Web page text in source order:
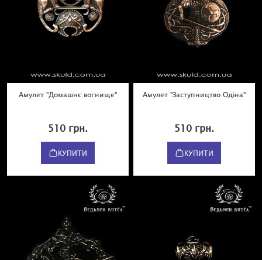
Амулет "Домашнє вогнище"
510 грн.
КУПИТИ
Амулет "Заступництво Одіна"
510 грн.
КУПИТИ